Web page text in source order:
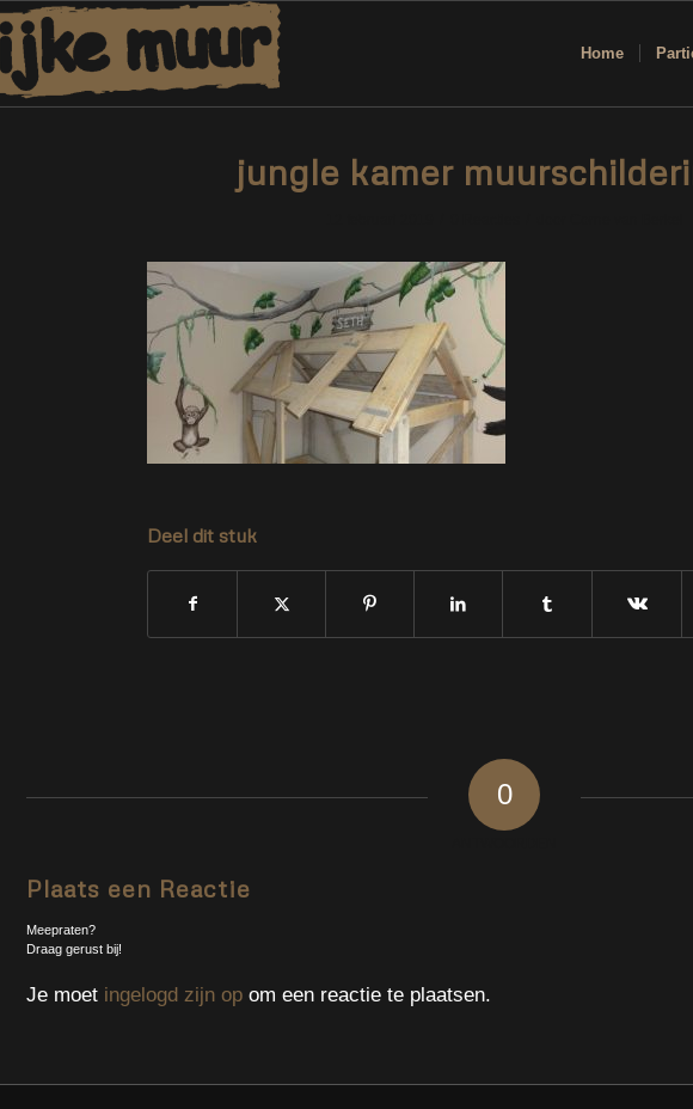
Home
jungle kamer
Deel dit stuk
0
Plaats een Reactie
Meepraten?
Draag gerust bij!
Je moet ingelogd zijn op om een reactie te plaatsen.